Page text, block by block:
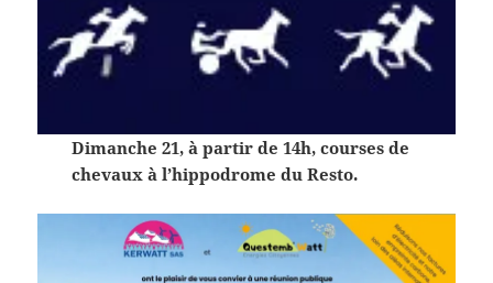
Dimanche 21, à partir de 14h, courses de
chevaux à l’hippodrome du Resto.